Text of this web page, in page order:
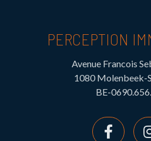
PERCEPTION
Avenue Francois
1080 Molenbeek-
BE-